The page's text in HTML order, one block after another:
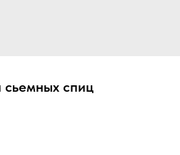
сьемных спиц